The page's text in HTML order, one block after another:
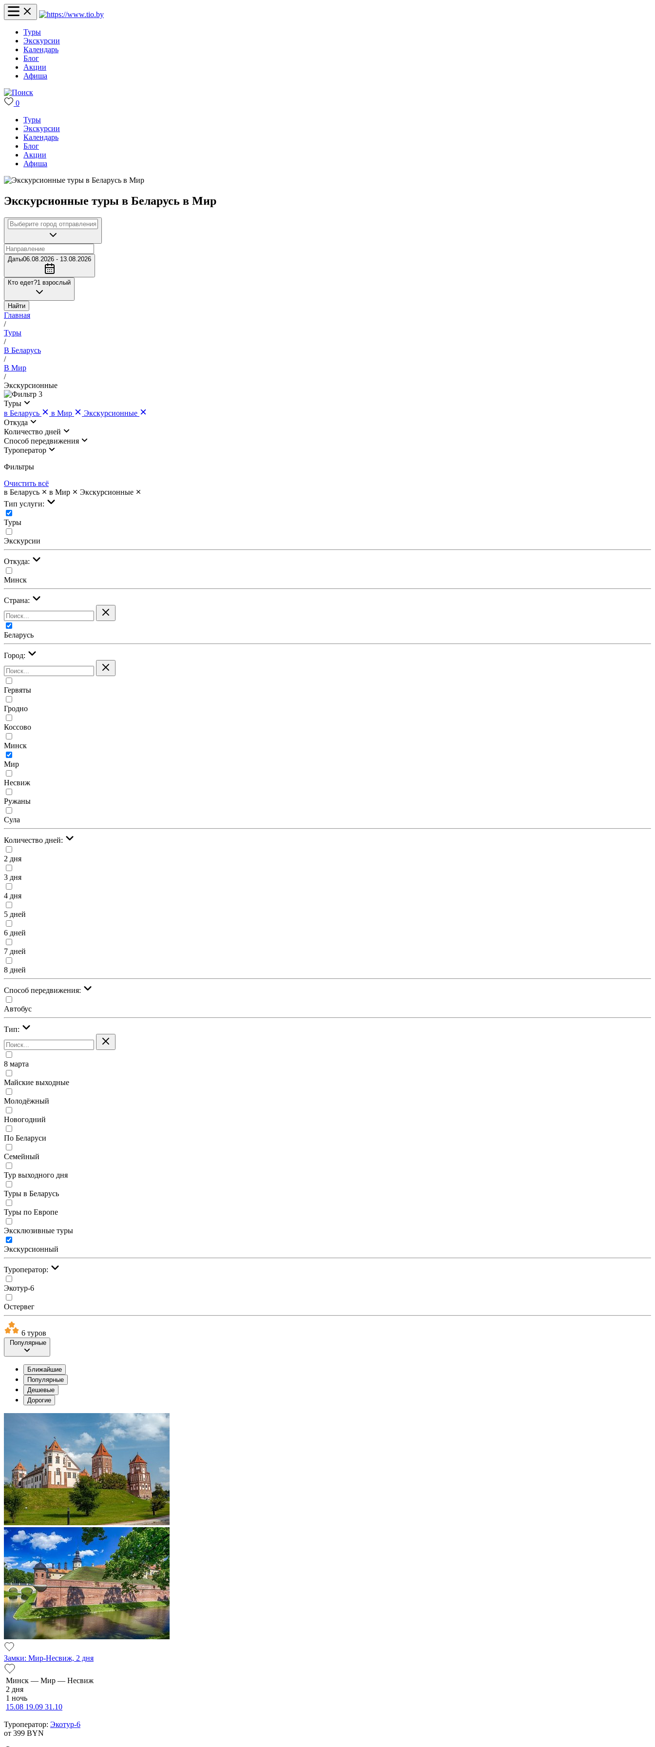
Туры
Экскурсии
Календарь
Блог
Акции
Афиша
0
Туры
Экскурсии
Календарь
Блог
Акции
Афиша
Экскурсионные туры в Беларусь в Мир
Даты06.08.2026 - 13.08.2026
Кто едет?1 взрослый
Найти
Главная
/
Туры
/
В Беларусь
/
В Мир
/
Экскурсионные
3
Туры
в Беларусь
в Мир
Экскурсионные
Откуда
Количество дней
Cпособ передвижения
Туроператор
Фильтры
Очистить всё
в Беларусь
в Мир
Экскурсионные
Тип услуги:
Туры
Экскурсии
Откуда:
Минск
Страна:
Беларусь
Город:
Гервяты
Гродно
Коссово
Минск
Мир
Несвиж
Ружаны
Сула
Количество дней:
2 дня
3 дня
4 дня
5 дней
6 дней
7 дней
8 дней
Cпособ передвижения:
Автобус
Тип:
8 марта
Майские выходные
Молодёжный
Новогодний
По Беларуси
Семейный
Тур выходного дня
Туры в Беларусь
Туры по Европе
Эксклюзивные туры
Экскурсионный
Туроператор:
Экотур-6
Остервег
6 туров
Популярные
Ближайшие
Популярные
Дешевые
Дорогие
Замки: Мир-Несвиж, 2 дня
Минск — Мир — Несвиж
2 дня
1 ночь
15.08 19.09 31.10
Туроператор: Экотур-6
от 399 BYN